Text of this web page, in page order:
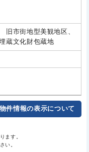
市街地型美観地区、
蔵文化財包蔵地
件情報の表示について
ます。
い。